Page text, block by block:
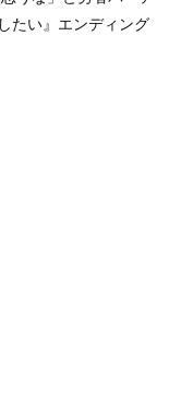
たい』エンディング